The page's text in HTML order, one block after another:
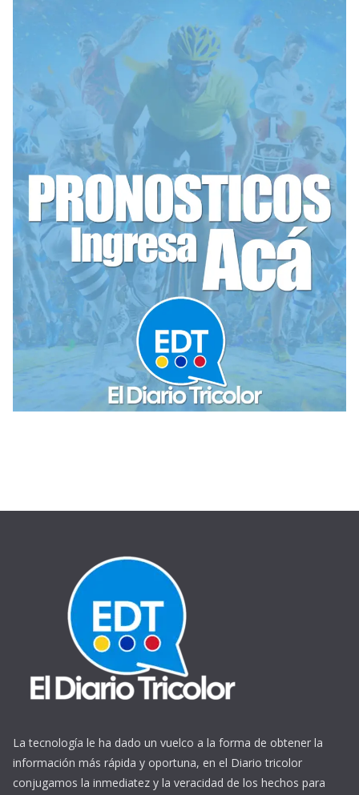
La tecnología le ha dado un vuelco a la forma de obtener la
información más rápida y oportuna, en el Diario tricolor
conjugamos la inmediatez y la veracidad de los hechos para